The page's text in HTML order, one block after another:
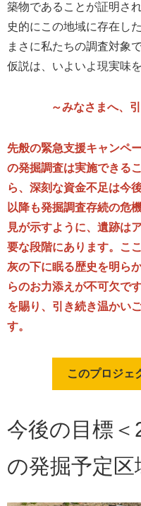
築物であることが証明さ
史的にこの地域に存在し
まさに私たちの調査対象
仮説は、いよいよ現実味
～みなさまへ、
先般の緊急支援キャンペ
の発掘調査は実施できる
ら、深刻な資金不足は今
以降も発掘調査存続の危
見が示すように、遺跡は
要な段階にあります。こ
灰の下に眠る歴史を明ら
らのお力添えが不可欠で
を賜り、引き続き温かい
す。
このプロジェ
今後の目標
の発掘予定区